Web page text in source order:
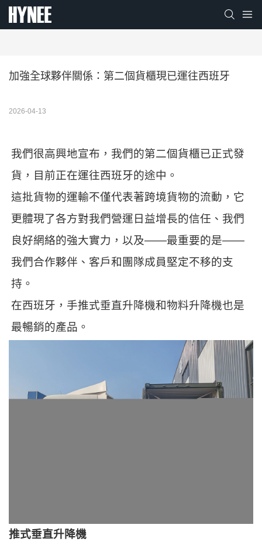
加強全球夥伴關係：第二個貨櫃現已運往西班牙
2026-04-13
我們很高興地宣布，我們的第二個貨櫃已正式發
貨，目前正在運往西班牙的途中。
這批貨物的運輸不僅代表著跨境貨物的流動，它
更體現了各方對我們營運日益增長的信任、我們
良好網絡的強大實力，以及——最重要的是——
我們合作夥伴、客戶和團隊成員堅定不移的支
持。
在西班牙，手推式垂直升降機和物料升降機也是
最暢銷的產品。
推式垂直升降機